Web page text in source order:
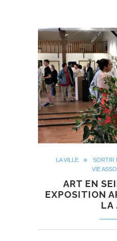
LA VILLE
SORTIR
VIE
ART EN
EXPOSITION
LA